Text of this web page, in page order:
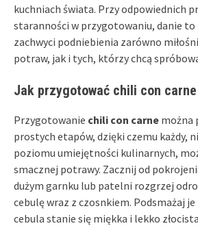
kuchniach świata. Przy odpowiednich
staranności w przygotowaniu, danie to
zachwyci podniebienia zarówno
potraw, jak i tych, którzy chcą
Jak przygotować chili con
Przygotowanie chili con carne można
prostych etapów, dzięki czemu każdy,
poziomu umiejętności kulinarnych,
smacznej potrawy. Zacznij od
dużym garnku lub patelni rozgrzej
cebulę wraz z czosnkiem. Podsmażaj
cebula stanie się miękka i lekko